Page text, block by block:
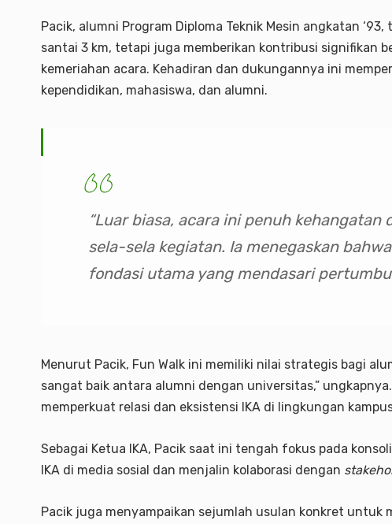
Pacik, alumni Program Diploma Teknik Mesin angkatan
santai 3 km, tetapi juga memberikan kontribusi signifikan
kemeriahan acara. Kehadiran dan dukungannya ini
kependidikan, mahasiswa, dan alumni.
“Luar biasa, acara ini penuh kehangatan
sela-sela kegiatan. Ia menegaskan
fondasi utama yang mendasari
Menurut Pacik, Fun Walk ini memiliki nilai strategis bagi
sangat baik antara alumni dengan universitas,”
memperkuat relasi dan eksistensi IKA di lingkungan
Sebagai Ketua IKA, Pacik saat ini tengah fokus pada
IKA di media sosial dan menjalin kolaborasi dengan
Pacik juga menyampaikan sejumlah usulan konkret untuk